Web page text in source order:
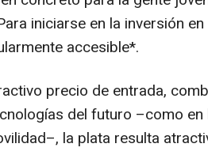
iniciarse en la inversión
accesible*.
precio de entrada,
del futuro –como
la plata resulta